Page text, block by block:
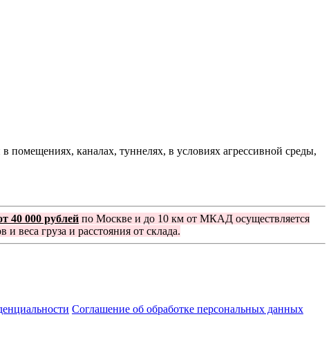
каналах, туннелях, в условиях агрессивной среды,
40 000 рублей по Москве и до 10 км от МКАД осуществляется
веса груза и расстояния от склада.
Соглашение об обработке персональных данных